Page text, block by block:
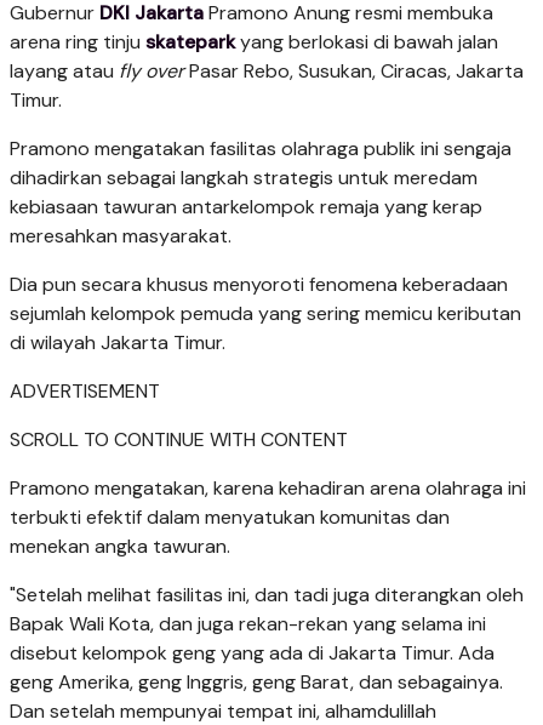
Gubernur DKI JakartaPramono Anung resmi membuka
arena ring tinju skateparkyang berlokasi di bawah jalan
layang atau fly overPasar Rebo, Susukan, Ciracas, Jakarta
Timur.
Pramono mengatakan fasilitas olahraga publik ini sengaja
dihadirkan sebagai langkah strategis untuk meredam
kebiasaan tawuran antarkelompok remaja yang kerap
meresahkan masyarakat.
Dia pun secara khusus menyoroti fenomena keberadaan
sejumlah kelompok pemuda yang sering memicu keributan
di wilayah Jakarta Timur.
ADVERTISEMENT
SCROLL TO CONTINUE WITH CONTENT
Pramono mengatakan, karena kehadiran arena olahraga ini
terbukti efektif dalam menyatukan komunitas dan
menekan angka tawuran.
"Setelah melihat fasilitas ini, dan tadi juga diterangkan oleh
Bapak Wali Kota, dan juga rekan-rekan yang selama ini
disebut kelompok geng yang ada di Jakarta Timur. Ada
geng Amerika, geng Inggris, geng Barat, dan sebagainya.
Dan setelah mempunyai tempat ini, alhamdulillah